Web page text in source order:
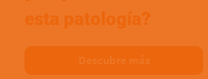
esta patología?
Descubre más